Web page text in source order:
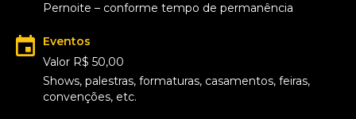
Pernoite – conforme tempo de permanência
Eventos
Valor R$ 50,00
Shows, palestras, formaturas, casamentos, feiras,
convenções, etc.